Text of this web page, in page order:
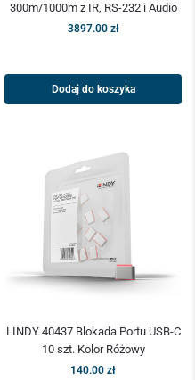
300m/1000m z IR, RS-232 i Audio
3897.00 zł
Dodaj do koszyka
LINDY 40437 Blokada Portu USB-C
10 szt. Kolor Różowy
140.00 zł